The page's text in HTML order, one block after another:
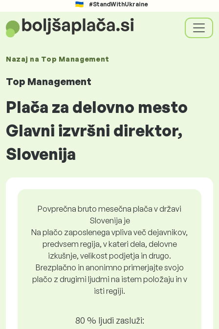
#StandWithUkraine
Nazaj na Top Management
Top Management
Plača za delovno mesto
Glavni izvršni direktor,
Slovenija
Povprečna bruto mesečna plača v državi
Slovenija je
Na plačo zaposlenega vpliva več dejavnikov,
predvsem regija, v kateri dela, delovne
izkušnje, velikost podjetja in drugo.
Brezplačno in anonimno primerjajte svojo
plačo z drugimi ljudmi na istem položaju in v
isti regiji.
80 % ljudi zasluži: